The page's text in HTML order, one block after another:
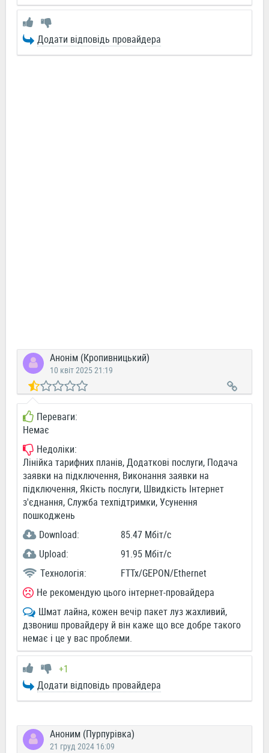
Додати відповідь провайдера
Анонім (Кропивницький)
10 квіт 2025 21:19
Переваги:
Немає
Недоліки:
Лінійка тарифних планів, Додаткові послуги, Подача
заявки на підключення, Виконання заявки на
підключення, Якість послуги, Швидкість Інтернет
з'єднання, Служба техпідтримки, Усунення
пошкоджень
Download:
85.47 Мбіт/c
Upload:
91.95 Мбіт/c
Технологія:
FTTx/GEPON/Ethernet
Не рекомендую цього інтернет-провайдера
Шмат лайна, кожен вечір пакет луз жахливий,
дзвониш провайдеру й він каже що все добре такого
немає і це у вас проблеми.
+1
Додати відповідь провайдера
Аноним (Пурпурівка)
21 груд 2024 16:09